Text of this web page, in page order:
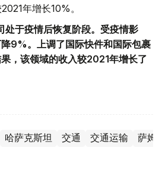
年增长10%。
处于疫情后恢复阶段。受疫情影
9%。上调了国际快件和国际包裹
，该领域的收入较2021年增长了
哈萨克斯坦 交通 交通运输 萨姆